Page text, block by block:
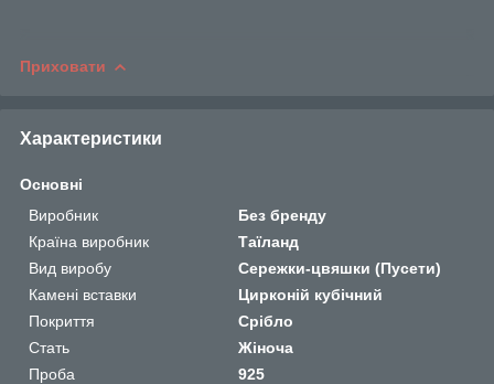
Приховати
Характеристики
Основні
Виробник
Без бренду
Країна виробник
Таїланд
Вид виробу
Сережки-цвяшки (Пусети)
Камені вставки
Цирконій кубічний
Покриття
Срібло
Стать
Жіноча
Проба
925